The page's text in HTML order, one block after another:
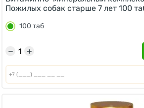
Пожилых собак старше 7 лет 100
100 таб
+
−